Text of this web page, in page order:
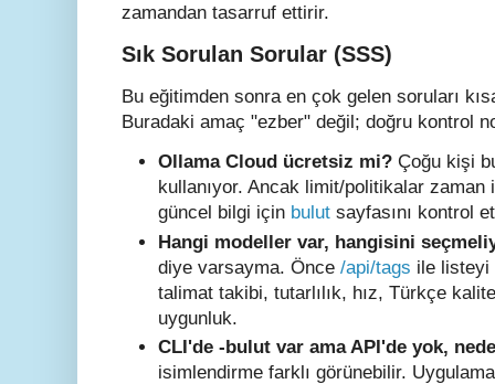
zamandan tasarruf ettirir.
Sık Sorulan Sorular (SSS)
Bu eğitimden sonra en çok gelen soruları
Buradaki amaç "ezber" değil; doğru kontrol
Ollama Cloud ücretsiz mi? Çoğu kişi
kullanıyor. Ancak limit/politikalar zaman
güncel bilgi için bulut sayfasını kontrol
Hangi modeller var, hangisini
diye varsayma. Önce /api/tags ile listeyi
talimat takibi, tutarlılık, hız, Türkçe
uygunluk.
CLI'de -bulut var ama API'de yok,
isimlendirme farklı görünebilir.